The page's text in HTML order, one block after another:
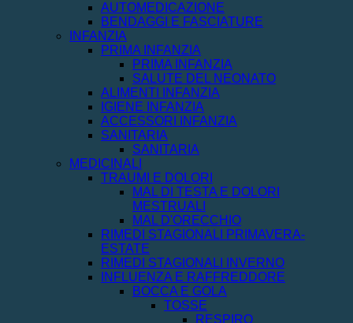
AUTOMEDICAZIONE
BENDAGGI E FASCIATURE
INFANZIA
PRIMA INFANZIA
PRIMA INFANZIA
SALUTE DEL NEONATO
ALIMENTI INFANZIA
IGIENE INFANZIA
ACCESSORI INFANZIA
SANITARIA
SANITARIA
MEDICINALI
TRAUMI E DOLORI
MAL DI TESTA E DOLORI
MESTRUALI
MAL D'ORECCHIO
RIMEDI STAGIONALI PRIMAVERA-
ESTATE
RIMEDI STAGIONALI INVERNO
INFLUENZA E RAFFREDDORE
BOCCA E GOLA
TOSSE
RESPIRO